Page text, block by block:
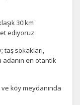
30 km
ediyoruz.
taş sokakları,
adanın en otantik
köy meydanında